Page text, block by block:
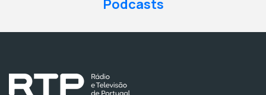
Podcasts